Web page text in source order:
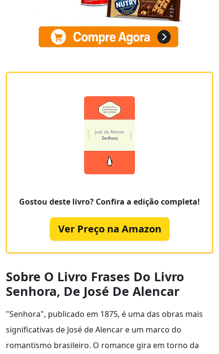
Gostou deste livro? Confira a edição completa!
Ver Preço na Amazon
Sobre O Livro Frases Do Livro
Senhora, De José De Alencar
"Senhora", publicado em 1875, é uma das obras mais
significativas de José de Alencar e um marco do
romantismo brasileiro. O romance gira em torno da